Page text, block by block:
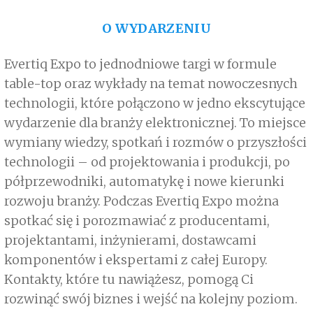
O WYDARZENIU
Evertiq Expo to jednodniowe targi w formule
table-top oraz wykłady na temat nowoczesnych
technologii, które połączono w jedno ekscytujące
wydarzenie dla branży elektronicznej. To miejsce
wymiany wiedzy, spotkań i rozmów o przyszłości
technologii – od projektowania i produkcji, po
półprzewodniki, automatykę i nowe kierunki
rozwoju branży. Podczas Evertiq Expo można
spotkać się i porozmawiać z producentami,
projektantami, inżynierami, dostawcami
komponentów i ekspertami z całej Europy.
Kontakty, które tu nawiążesz, pomogą Ci
rozwinąć swój biznes i wejść na kolejny poziom.